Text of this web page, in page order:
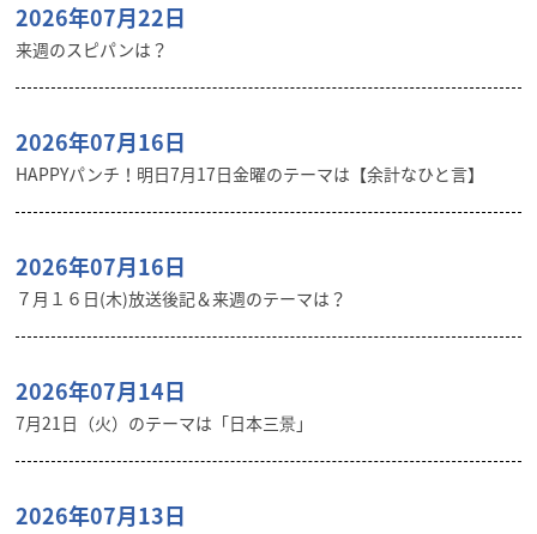
2026年07月22日
来週のスピパンは？
2026年07月16日
HAPPYパンチ！明日7月17日金曜のテーマは【余計なひと言】
2026年07月16日
７月１６日(木)放送後記＆来週のテーマは？
2026年07月14日
7月21日（火）のテーマは「日本三景」
2026年07月13日